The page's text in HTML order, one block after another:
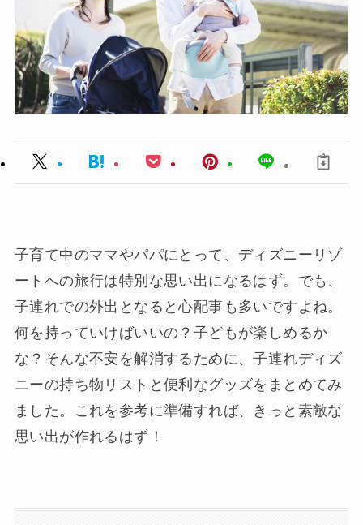
子育て中のママやパパにとって、ディズニーリゾ
ートへの旅行は特別な思い出になるはず。でも、
子連れでの外出となると心配事も多いですよね。
何を持っていけばいいの？子どもが楽しめるか
な？そんな不安を解消するために、子連れディズ
ニーの持ち物リストと便利なグッズをまとめてみ
ました。これを参考に準備すれば、きっと素敵な
思い出が作れるはず！